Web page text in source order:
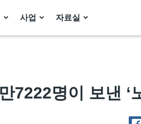
사업 자료실
7222명이 보낸 ‘